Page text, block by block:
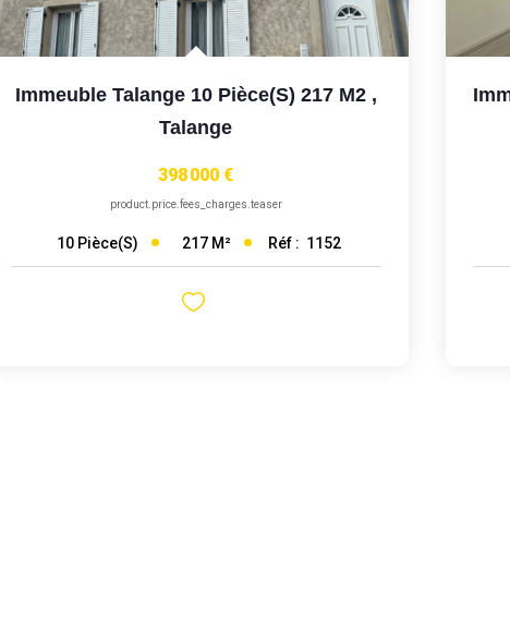
Immeuble Talange 10 Pièce(s) 217 M2 ,
Talange
398 000 €
product.price.fees_charges.teaser
10 Pièce(s) 217 M² Réf : 1152